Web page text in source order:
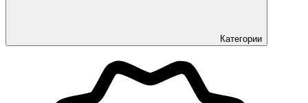
Категории